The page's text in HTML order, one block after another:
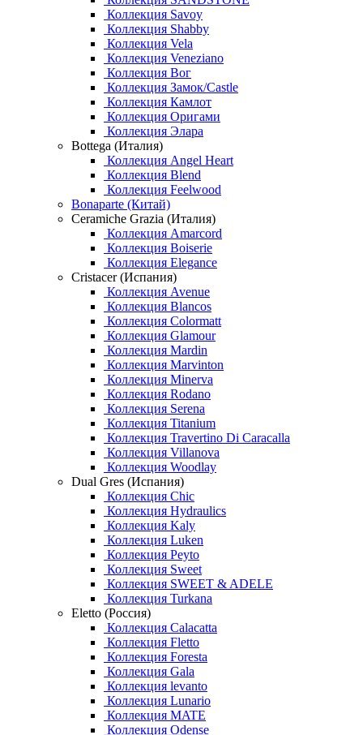
Коллекция Savoy
Коллекция Shabby
Коллекция Vela
Коллекция Veneziano
Коллекция Вог
Коллекция Замок/Castle
Коллекция Камлот
Коллекция Оригами
Коллекция Элара
Bottega (Италия)
Коллекция Angel Heart
Коллекция Blend
Коллекция Feelwood
Bonaparte (Китай)
Ceramiche Grazia (Италия)
Коллекция Amarcord
Коллекция Boiserie
Коллекция Elegance
Cristacer (Испания)
Коллекция Avenue
Коллекция Blancos
Коллекция Colormatt
Коллекция Glamour
Коллекция Mardin
Коллекция Marvinton
Коллекция Minerva
Коллекция Rodano
Коллекция Serena
Коллекция Titanium
Коллекция Travertino Di Caracalla
Коллекция Villanova
Коллекция Woodlay
Dual Gres (Испания)
Коллекция Chic
Коллекция Hydraulics
Коллекция Kaly
Коллекция Luken
Коллекция Peyto
Коллекция Sweet
Коллекция SWEET & ADELE
Коллекция Turkana
Eletto (Россия)
Коллекция Calacatta
Коллекция Fletto
Коллекция Foresta
Коллекция Gala
Коллекция levanto
Коллекция Lunario
Коллекция MATE
Коллекция Odense